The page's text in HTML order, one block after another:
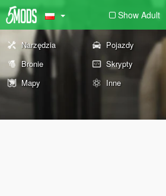
Show Adult
Narzędzia Pojazdy
Bronie
Skrypty
Mapy
Inne